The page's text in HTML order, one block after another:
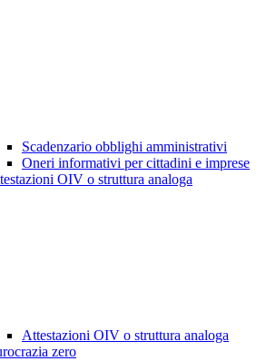
Scadenzario obblighi amministrativi
Oneri informativi per cittadini e imprese
OIV o struttura analoga
Attestazioni OIV o struttura analoga
zero